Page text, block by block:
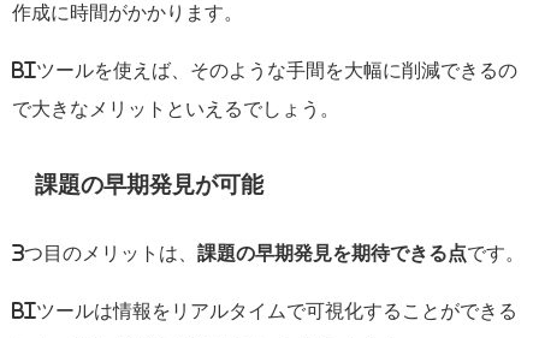
作成に時間がかかります。
BIツールを使えば、そのような手間を大幅に削減できるの
で大きなメリットといえるでしょう。
課題の早期発見が可能
3つ目のメリットは、 課題の早期発見を期待できる点です。
BIツールは情報をリアルタイムで可視化することができる